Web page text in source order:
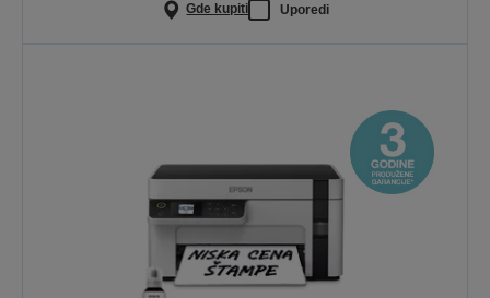
Gde kupiti Uporedi